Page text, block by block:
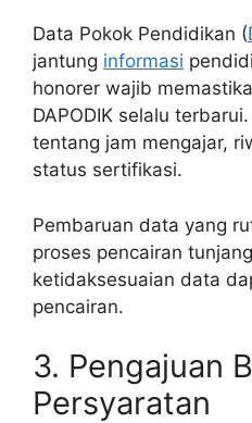
Data Pokok Pendidikan (
jantung informasi
honorer wajib
DAPODIK selalu
tentang jam mengajar,
status sertifikasi.
Pembaruan data yang
proses pencairan
ketidaksesuaian data
pencairan.
3. Pengajuan
Persyaratan